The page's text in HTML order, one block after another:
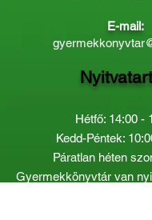
E-mail:
Hétfő: 14:00 -
Kedd-Péntek:
Páratlan héten
Gyermekkönyvtár van